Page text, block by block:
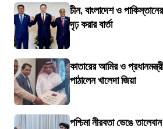
চীন, বাংলাদেশ ও
দৃঢ় করার বার্তা
কাতারের আমির ও
পাঠালেন খালেদা জিয়া
পশ্চিমা নীরবতা ভেঙে